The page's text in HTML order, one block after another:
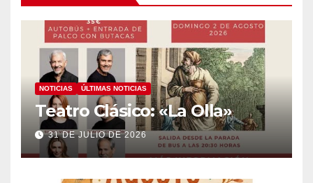
NOTICIAS ÚLTIMAS NOTICIAS
Teatro Clásico: «La Olla»
31 DE JULIO DE 2026